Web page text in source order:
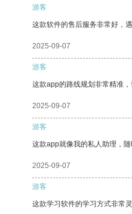
游客
这款软件的售后服务非常好，
2025-09-07
游客
这款app的路线规划非常精准，
2025-09-07
游客
这款app就像我的私人助理，随
2025-09-07
游客
这款学习软件的学习方式非常